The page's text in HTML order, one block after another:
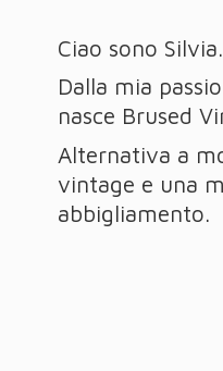
Ciao sono Silvia.
Dalla mia
nasce Brused
Alternativa a
vintage e una
abbigliamento.